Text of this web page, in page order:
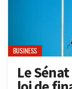
BUSINESS
Le